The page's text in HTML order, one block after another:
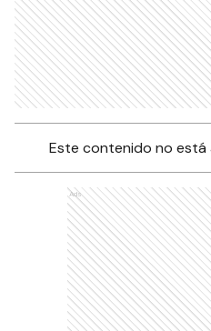
Este contenido no
Ads